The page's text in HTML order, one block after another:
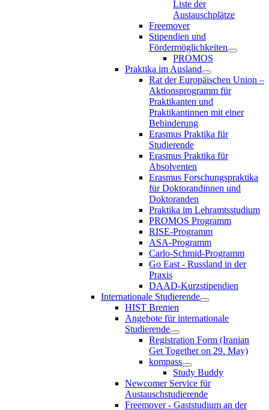
Liste der
Austauschplätze
Freemover
Stipendien und
Fördermöglichkeiten
PROMOS
Praktika im Ausland
Rat der Europäischen Union –
Aktionsprogramm für
Praktikanten und
Praktikantinnen mit einer
Behinderung
Erasmus Praktika für
Studierende
Erasmus Praktika für
Absolventen
Erasmus Forschungspraktika
für Doktorandinnen und
Doktoranden
Praktika im Lehramtsstudium
PROMOS Programm
RISE-Programm
ASA-Programm
Carlo-Schmid-Programm
Go East - Russland in der
Praxis
DAAD-Kurzstipendien
Internationale Studierende
HIST Bremen
Angebote für internationale
Studierende
Registration Form (Iranian
Get Together on 29. May)
kompass
Study Buddy
Newcomer Service für
Austauschstudierende
Freemover - Gaststudium an der